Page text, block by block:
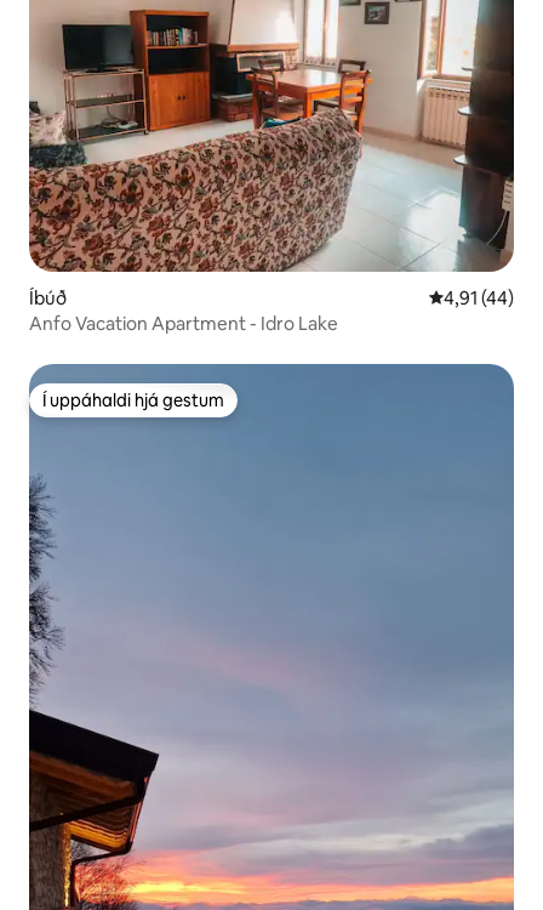
Íbúð 4,91 af 5 í
4,91 (44)
Anfo Vacation Apartment - Idro Lake
Í uppáhaldi hjá gestum
Í uppáhaldi hjá gestum